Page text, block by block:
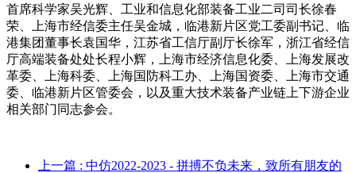
首席科学家吴光辉、工业和信息化部装备工业二司司长徐春
荣、上海市经信委主任吴金城，临港新片区党工委副书记、临
港集团董事长袁国华，江苏省工信厅副厅长徐军，浙江省经信
厅高端装备处处长程小辉，上海市经济信息化委、上海发展改
革委、上海科委、上海国防科工办、上海国资委、上海市交通
委、临港新片区管委会，以及重大技术装备产业链上下游企业
相关部门同志参会。
上一篇 : 中仿2022-2023 - 拼搏不负未来，致所有朋友的